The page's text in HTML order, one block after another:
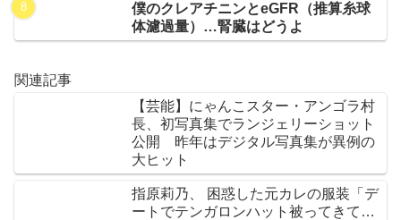
僕のクレアチニンとeGFR（推算糸球
体濾過量）…腎臓はどうよ
関連記事
【芸能】にゃんこスター・アンゴラ村
長、初写真集でランジェリーショット
公開 昨年はデジタル写真集が異例の
大ヒット
指原莉乃、 困惑した元カレの服装「デ
ートでテンガロンハット被ってきて…